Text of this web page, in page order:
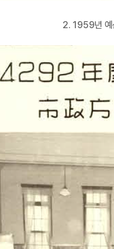
2. 1959년 예